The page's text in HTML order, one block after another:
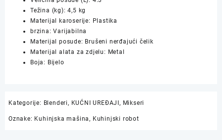
Težina (kg):4,5 kg
Materijal karoserije: Plastika
brzina:Varijabilna
Materijal posude: Brušeni nerđajući čelik
Materijal alata za zdjelu: Metal
Boja: Bijelo
Kategorije: Blenderi, KUĆNI UREĐAJI, Mikseri
Oznake: Kuhinjska mašina, Kuhinjski robot